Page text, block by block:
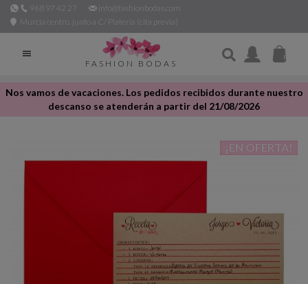
968 97 42 27
info@fashionbodas.com
Murcia centro, junto a C/ Platería (cita previa)

FASHION BODAS
Nos vamos de vacaciones. Los pedidos recibidos durante nuestro
descanso se atenderán a partir del 21/08/2026
¡EN OFERTA!